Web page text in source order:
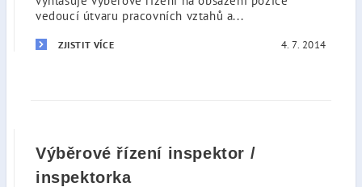
vedoucí útvaru pracovních vztahů a...
ZJISTIT VÍCE 4. 7. 2014
Výběrové řízení inspektor /
inspektorka